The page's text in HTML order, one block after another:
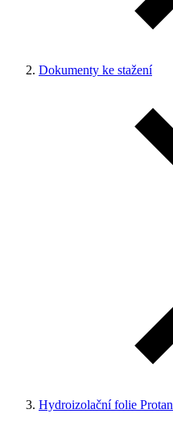
Dokumenty ke stažení
Hydroizolační folie Protan